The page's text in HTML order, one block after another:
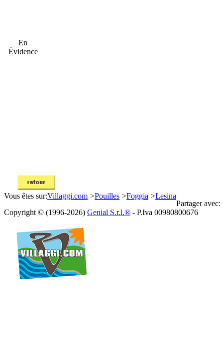
En
Évidence
Vous êtes sur:Villaggi.com >Pouilles >Foggia >Lesina
Partager avec:
Copyright © (1996-2026) Genial S.r.l.® - P.Iva 00980800676